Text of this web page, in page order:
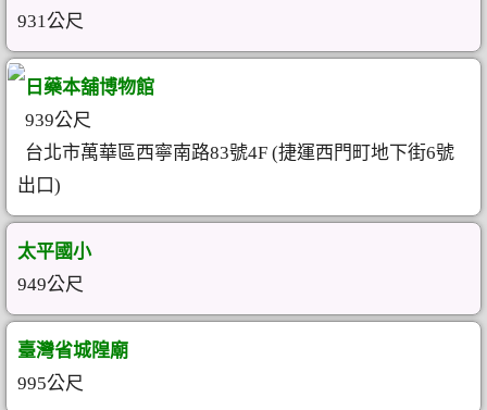
931公尺
日藥本舖博物館
939公尺
台北市萬華區西寧南路83號4F (捷運西門町地下街6號
出口)
太平國小
949公尺
臺灣省城隍廟
995公尺